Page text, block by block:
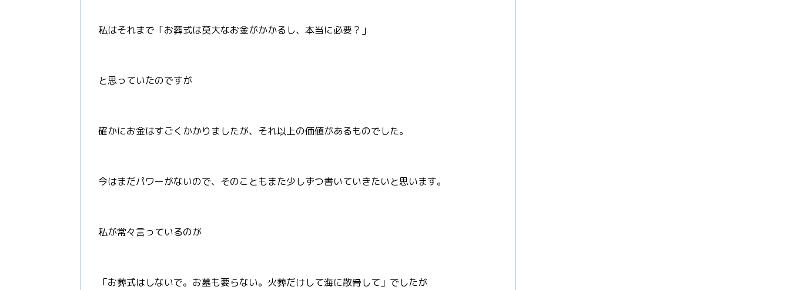
私はそれまで「お葬式は莫大なお金がかかるし、本当に必要？」
と思っていたのですが
確かにお金はすごくかかりましたが、それ以上の価値があるものでした。
今はまだパワーがないので、そのこともまた少しずつ書いていきたいと思います。
私が常々言っているのが
「お葬式はしないで。お墓も要らない。火葬だけして海に散骨して」でしたが